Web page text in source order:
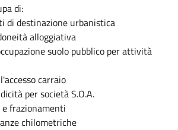
di:
di destinazione urbanistica
alloggiativa
suolo pubblico per attività
carraio
per società S.O.A.
frazionamenti
chilometriche